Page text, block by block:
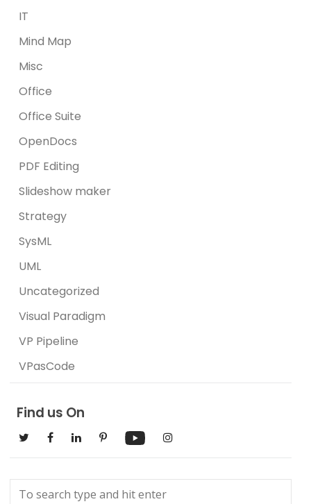
IT
Mind Map
Misc
Office
Office Suite
OpenDocs
PDF Editing
Slideshow maker
Strategy
SysML
UML
Uncategorized
Visual Paradigm
VP Pipeline
VPasCode
Find us On